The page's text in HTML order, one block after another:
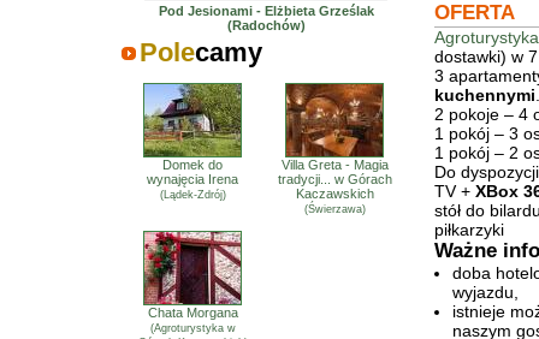
Pod Jesionami - Elżbieta Grześlak
(Radochów)
Polecamy
Domek do
wynajęcia Irena
(Lądek-Zdrój)
Villa Greta - Magia
tradycji... w Górach
Kaczawskich
(Świerzawa)
Chata Morgana
(Agroturystyka w
OFERTA
dostawki) w
3
kuchennymi
2 pokoje – 4
1 pokój – 3
1 pokój – 2
Do
TV + XBox
stół do
piłkarzyki
Ważne
doba
wyjazdu,
istnieje
naszym